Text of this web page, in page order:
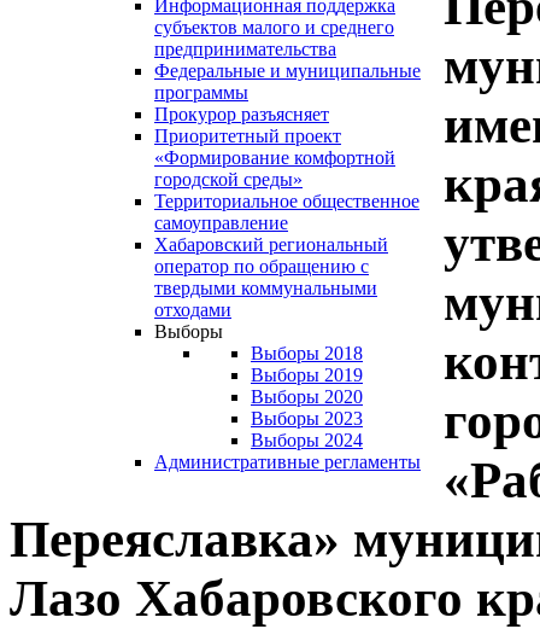
Информационная поддержка
субъектов малого и среднего
предпринимательства
Федеральные и муниципальные
программы
Прокурор разъясняет
Приоритетный проект
«Формирование комфортной
городской среды»
Территориальное общественное
самоуправление
Хабаровский региональный
оператор по обращению с
твердыми коммунальными
отходами
Выборы
Выборы 2018
Выборы 2019
Выборы 2020
Выборы 2023
Выборы 2024
Административные регламенты
Переяславка»
Лазо Хабаровского